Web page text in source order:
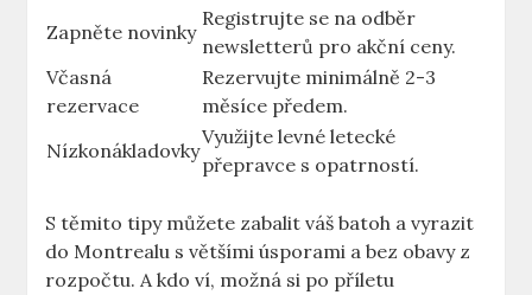
Zapněte novinky
Registrujte se na odběr
newsletterů pro akční ceny.
Včasná
rezervace
Rezervujte minimálně 2-3
měsíce předem.
Nízkonákladovky
Využijte levné letecké
přepravce s opatrností.
S těmito tipy můžete zabalit váš batoh a vyrazit
do Montrealu s většími úsporami a bez obavy z
rozpočtu. A kdo ví, možná si po příletu